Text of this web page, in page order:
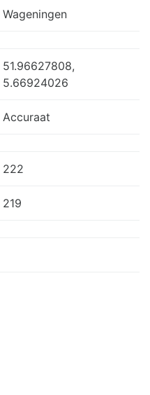
Wageningen
51.96627808,
5.66924026
Accuraat
222
219